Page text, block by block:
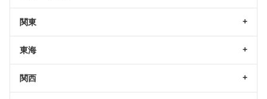
関東
東海
関西